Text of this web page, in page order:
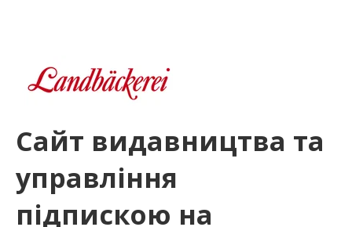
Сайт видавництва та
управління
підпискою на